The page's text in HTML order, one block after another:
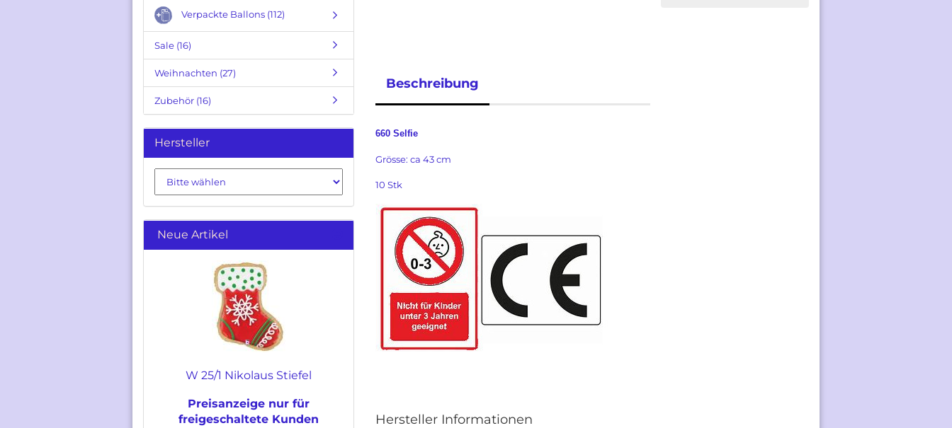
Beschreibung
660 Selfie
Grösse: ca 43 cm
10 Stk
Hersteller Informationen
Verpackte Ballons (112)
Sale (16)
Weihnachten (27)
Zubehör (16)
Hersteller
Neue Artikel
W 25/1 Nikolaus Stiefel
Preisanzeige nur für
freigeschaltete Kunden